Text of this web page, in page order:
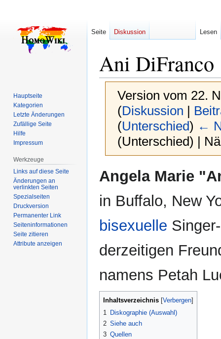
Ani DiFranco
Version vom 22.
(Diskussion |
(Unterschied) ←
(Unterschied) |
Navigation
Suche
Angela Marie
in Buffalo, New
bisexuelle
derzeitigen
namens Petah
Inhaltsverzeichnis
1
Diskographie (Auswahl)
2 Siehe auch
3 Quellen
Seite Diskussion Lesen
Hauptseite
Kategorien
Letzte Änderungen
Zufällige Seite
Hilfe
Impressum
Werkzeuge
Links auf diese Seite
Änderungen an
verlinkten Seiten
Spezialseiten
Druckversion
Permanenter Link
Seiten­­informationen
Seite zitieren
Attribute anzeigen